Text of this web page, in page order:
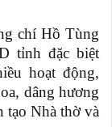
chí Hồ Tùng
tỉnh đặc biệt
hoạt động,
dâng hương
tạo Nhà thờ và